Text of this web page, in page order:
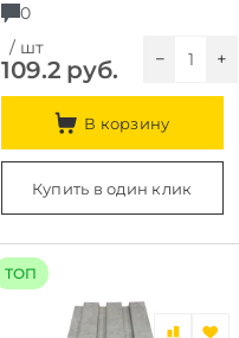
0
/ шт
109.2 руб. +
−
В корзину
Купить в один клик
ТОП